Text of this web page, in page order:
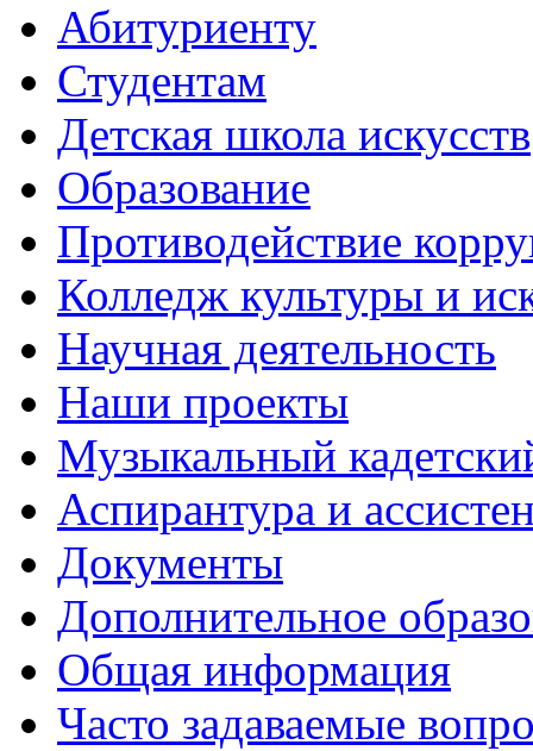
Абитуриенту
Студентам
Детская школа искусств
Образование
Противодействие
Колледж культуры и
Научная деятельность
Наши проекты
Музыкальный
Аспирантура и
Документы
Дополнительное
Общая информация
Часто задаваемые